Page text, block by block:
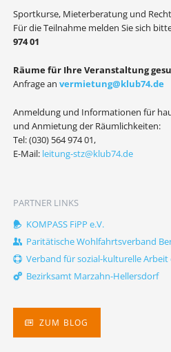
Sportkurse, Mieterberatung und
Für die Teilnahme melden Sie sich
974 01
Räume für Ihre Veranstaltung
Anfrage an vermietung@klub74.de
Anmeldung und Informationen für
und Anmietung der Räumlichkeiten:
Tel: (030) 564 974 01,
E-Mail: leitung-stz@klub74.de
PARTNER LINKS
KOMPASS FiPP e.V.
Paritätische Wohlfahrtsverband
Verband für sozial-kulturelle Arbeit
Bezirksamt Marzahn-Hellersdorf
ZUM BLOG